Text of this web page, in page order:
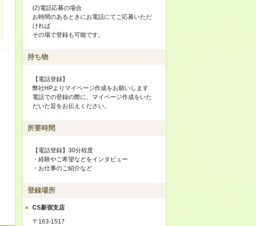
(2)電話応募の場合
お時間のあるときにお電話にてご応募いただ
ければ
その場で登録も可能です。
持ち物
【電話登録】
弊社HPよりマイページ作成をお願いします
電話での登録の際に、マイページ作成をいた
だいた旨をお伝えください。
所要時間
【電話登録】30分程度
・経験やご希望などをインタビュー
・お仕事のご紹介など
登録場所
CS新宿支店
〒163-1517